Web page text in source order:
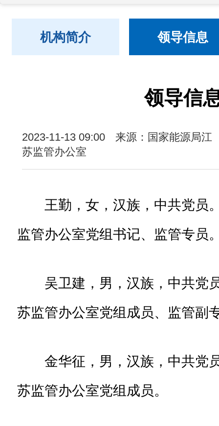
机构简介 领导信息
领导信
2023-11-13 09:00
来源：国家能源局江
苏监管办公室
王勤，女，汉族，中共党员
监管办公室党组书记、监管专员
吴卫建，男，汉族，中共党
苏监管办公室党组成员、监管副
金华征，男，汉族，中共党
苏监管办公室党组成员。